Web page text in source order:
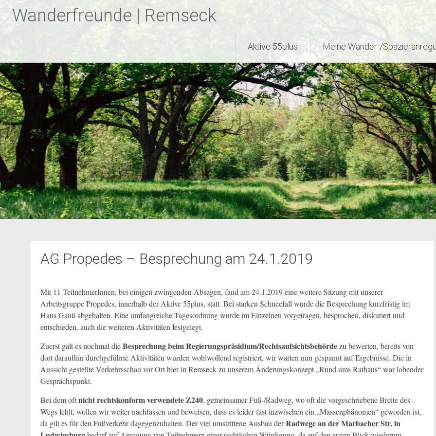
InhaltWanderfreunde | Remseck
Aktive 55plus Meine Wander-/
AG Propedes – Besprechung am 24.1.2019
Mit 11 TeilnehmerInnen, bei einigen zwingenden Absagen, fand am 24.1.2019 eine weitere Sitzung mit unserer
Arbeitsgruppe Propedes, innerhalb der Aktive 55plus, statt. Bei starken Schneefall wurde die Besprechung kurzfristig im
Haus Gauß abgehalten. Eine umfangreiche Tagesordnung wurde im Einzelnen vorgetragen, besprochen, diskutiert und
entschieden, auch die weiteren Aktivitäten festgelegt.
Zuerst galt es nochmal dieBesprechung beim Regierungspräsidium/Rechtsaufsichtsbehördezu bewerten, bereits von
dort daraufhin durchgeführte Aktivitäten wurden wohlwollend registriert, wir warten nun gespannt auf Ergebnisse. Die in
Aussicht gestellte Verkehrsschau vor Ort hier in Remseck zu unserem Änderungskonzept „Rund ums Rathaus“ war lobender
Gesprächspunkt.
Bei dem oftnicht rechtskonform verwendete Z240, gemeinsamer Fuß-/Radweg, wo oft die vorgeschriebene Breite des
Wegs fehlt, wollen wir weiter nachfassen und beweisen, dass es leider fast inzwischen ein „Massenphänomen“ geworden ist,
da gilt es für den Fußverkehr dagegenzuhalten. Der viel umstrittene Ausbau derRadwege an der Marbacher Str. in